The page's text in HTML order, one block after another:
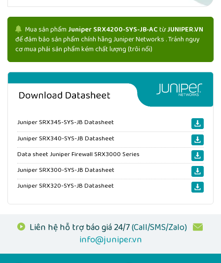
Mua sản phẩmJuniper SRX4200-SYS-JB-ACtừJUNIPER.VN
để đảm bảo sản phẩm chính hãng Juniper Networks . Tránh nguy
cơ mua phải sản phẩm kém chất lượng (trôi nổi)
Juniper SRX345-SYS-JB Datasheet
Juniper SRX340-SYS-JB Datasheet
Data sheet Juniper Firewall SRX3000 Series
Juniper SRX300-SYS-JB Datasheet
Juniper SRX320-SYS-JB Datasheet
Liên hệ hỗ trợ báo giá 24/7(Call/SMS/Zalo)
info@juniper.vn